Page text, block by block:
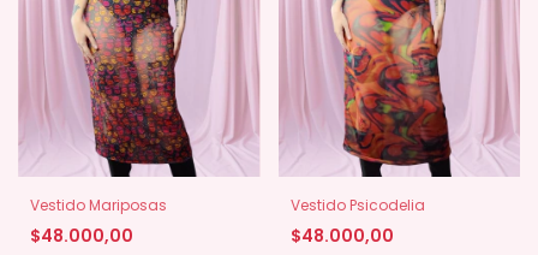
Vestido Mariposas
$48.000,00
Vestido Psicodelia
$48.000,00